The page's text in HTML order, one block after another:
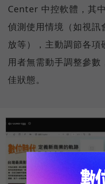
Center 中控軟體，其
偵測使用情境（如視訊
放等），主動調節各
用者無需動手調整參
佳狀態。